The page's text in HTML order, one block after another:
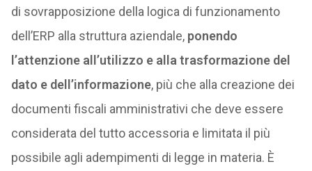
di sovrapposizione della logica di funzionamento
dell’ERP alla struttura aziendale, ponendo
l’attenzione all’utilizzo e alla trasformazione del
dato e dell’informazione, più che alla creazione dei
documenti fiscali amministrativi che deve essere
considerata del tutto accessoria e limitata il più
possibile agli adempimenti di legge in materia. È